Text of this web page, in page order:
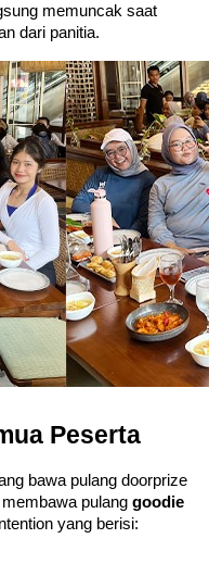
memuncak saat
dari panitia.
Peserta
bawa pulang doorprize
pulang goodie
yang berisi: